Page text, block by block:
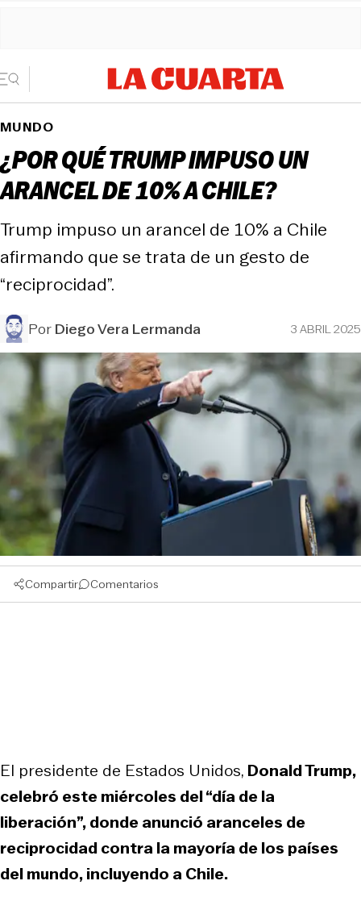
MUNDO
¿POR QUÉ TRUMP IMPUSO UN
ARANCEL DE 10% A CHILE?
Trump impuso un arancel de 10% a Chile
afirmando que se trata de un gesto de
“reciprocidad”.
PorDiego Vera Lermanda 3 ABRIL 2025
Compartir Comentarios
El presidente de Estados Unidos, Donald Trump,
celebró este miércoles del “día de la
liberación”, donde anunció aranceles de
reciprocidad contra la mayoría de los países
del mundo, incluyendo a Chile.